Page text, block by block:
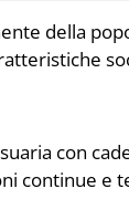
della
con
continue e